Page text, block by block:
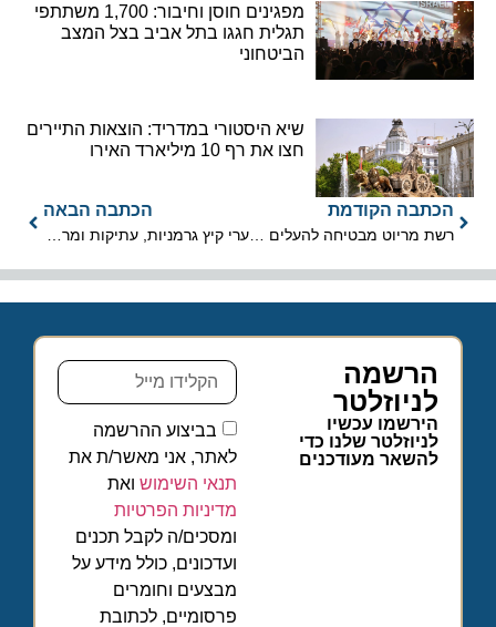
מפגינים חוסן וחיבור: 1,700 משתתפי
תגלית חגגו בתל אביב בצל המצב
הביטחוני
שיא היסטורי במדריד: הוצאות התיירים
חצו את רף 10 מיליארד האירו
הכתבה הקודמת
רשת מריוט מבטיחה להעלים את בקבוקוני הטואלטיקה עד סוף 2020
הכתבה הבאה
ערי קיץ גרמניות, עתיקות ומרתקות: וויסבאדן, קלן ודיסלדורף
הרשמה
לניוזלטר
הירשמו עכשיו
לניוזלטר שלנו כדי
להשאר מעודכנים
בביצוע ההרשמה
לאתר, אני מאשר/ת את
תנאי השימושואת
מדיניות הפרטיות
ומסכים/ה לקבל תכנים
ועדכונים, כולל מידע על
מבצעים וחומרים
פרסומיים, לכתובת